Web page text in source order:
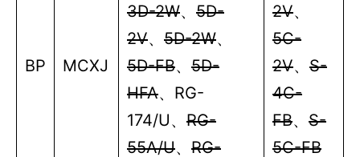
BP MCXJ
3D-2W、 5D-
2V、 5D-2W、
5D-FB、 5D-
HFA、 RG-
174/U、 RG-
55A/U、 RG-
2V、
5C-
2V、 S-
4C-
FB、 S-
5C-FB